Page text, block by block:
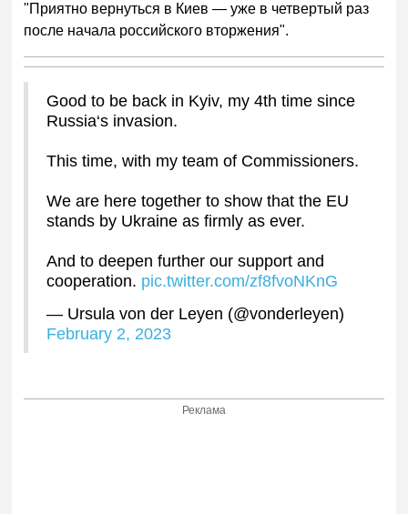
"Приятно вернуться в Киев — уже в четвертый раз
после начала российского вторжения".
Good to be back in Kyiv, my 4th time since
Russia‘s invasion.
This time, with my team of Commissioners.
We are here together to show that the EU
stands by Ukraine as firmly as ever.
And to deepen further our support and
cooperation. pic.twitter.com/zf8fvoNKnG
— Ursula von der Leyen (@vonderleyen)
February 2, 2023
Реклама